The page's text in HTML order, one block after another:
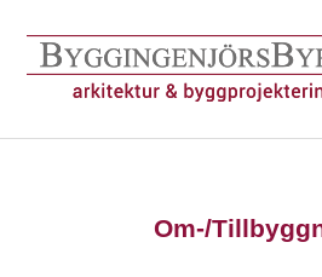
innehåll
Om-/